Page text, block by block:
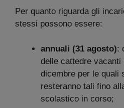
Per quanto riguarda gli
stessi possono essere:
annuali (31 agosto):
delle cattedre
dicembre per le quali
resteranno tali fino
scolastico in corso;